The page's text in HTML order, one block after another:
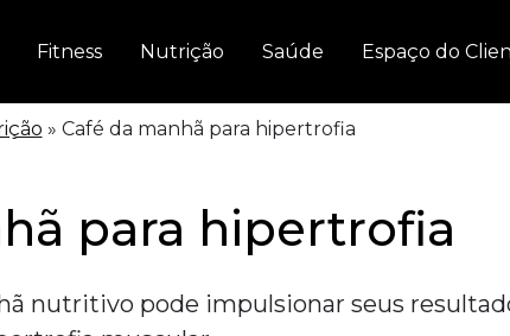
Fitness Nutrição Saúde Espaço do
» Café da manhã para hipertrofia
para hipertrofia
nutritivo pode impulsionar seus